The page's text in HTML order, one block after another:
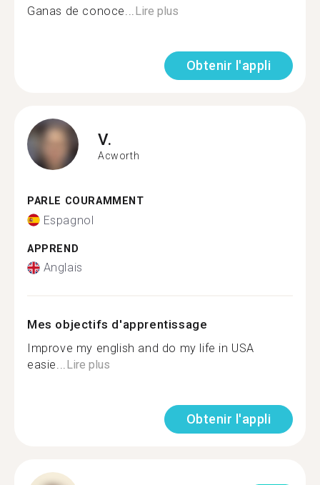
Ganas de conoce...Lire plus
Obtenir l'appli
V.
Acworth
PARLE COURAMMENT
Espagnol
APPREND
Anglais
Mes objectifs d'apprentissage
Improve my english and do my life in USA
easie...Lire plus
Obtenir l'appli